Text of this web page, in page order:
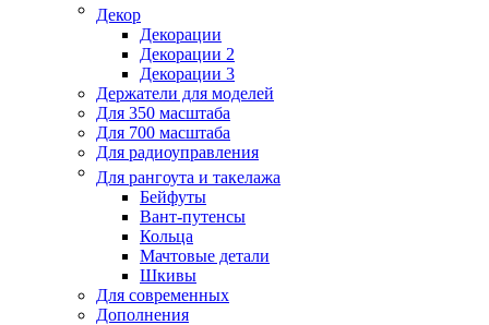
Декор
Декорации
Декорации 2
Декорации 3
Держатели для моделей
Для 350 масштаба
Для 700 масштаба
Для радиоуправления
Для рангоута и такелажа
Бейфуты
Вант-путенсы
Кольца
Мачтовые детали
Шкивы
Для современных
Дополнения